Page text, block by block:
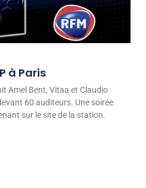
à Paris
Amel Bent, Vitaa et Claudio
60 auditeurs. Une soirée
sur le site de la station.